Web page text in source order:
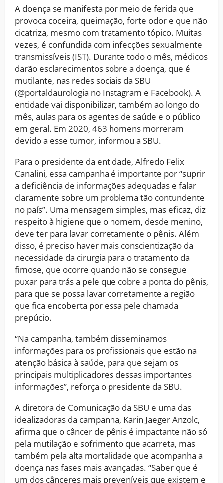
A doença se manifesta por meio de ferida que
provoca coceira, queimação, forte odor e que não
cicatriza, mesmo com tratamento tópico. Muitas
vezes, é confundida com infecções sexualmente
transmissíveis (IST). Durante todo o mês, médicos
darão esclarecimentos sobre a doença, que é
mutilante, nas redes sociais da SBU
(@portaldaurologia no Instagram e Facebook). A
entidade vai disponibilizar, também ao longo do
mês, aulas para os agentes de saúde e o público
em geral. Em 2020, 463 homens morreram
devido a esse tumor, informou a SBU.
Para o presidente da entidade, Alfredo Felix
Canalini, essa campanha é importante por “suprir
a deficiência de informações adequadas e falar
claramente sobre um problema tão contundente
no país”. Uma mensagem simples, mas eficaz, diz
respeito à higiene que o homem, desde menino,
deve ter para lavar corretamente o pênis. Além
disso, é preciso haver mais conscientização da
necessidade da cirurgia para o tratamento da
fimose, que ocorre quando não se consegue
puxar para trás a pele que cobre a ponta do pênis,
para que se possa lavar corretamente a região
que fica encoberta por essa pele chamada
prepúcio.
“Na campanha, também disseminamos
informações para os profissionais que estão na
atenção básica à saúde, para que sejam os
principais multiplicadores dessas importantes
informações”, reforça o presidente da SBU.
A diretora de Comunicação da SBU e uma das
idealizadoras da campanha, Karin Jaeger Anzolc,
afirma que o câncer de pênis é impactante não só
pela mutilação e sofrimento que acarreta, mas
também pela alta mortalidade que acompanha a
doença nas fases mais avançadas. “Saber que é
um dos cânceres mais preveníveis que existem e